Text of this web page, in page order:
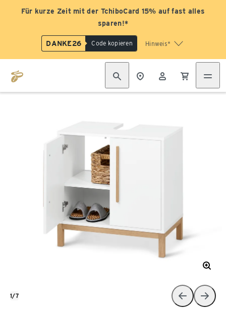
Für kurze Zeit mit der TchiboCard 15% auf fast alles
sparen!*
DANKE26 Code kopieren Hinweis*
1/7